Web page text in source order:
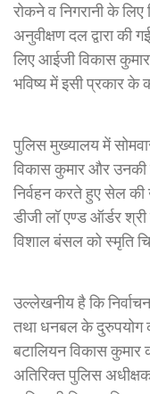
रोकने व निगरानी के लिए
अनुवीक्षण दल द्वारा की
लिए आईजी विकास
भविष्य में इसी प्रकार के
पुलिस मुख्यालय में
विकास कुमार और उनकी
निर्वहन करते हुए सेल की
डीजी लॉ एण्ड ऑर्डर श्री
विशाल बंसल को स्मृति
उल्लेखनीय है कि निर्वाचन
तथा धनबल के दुरुपयोग
बटालियन विकास कुमार
अतिरिक्त पुलिस